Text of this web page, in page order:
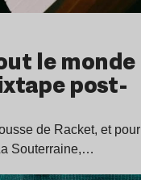
le monde
post-
de Racket, et pour
Souterraine,…